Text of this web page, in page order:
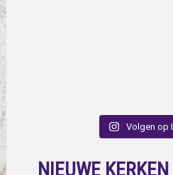
Volgen op
NIEUWE